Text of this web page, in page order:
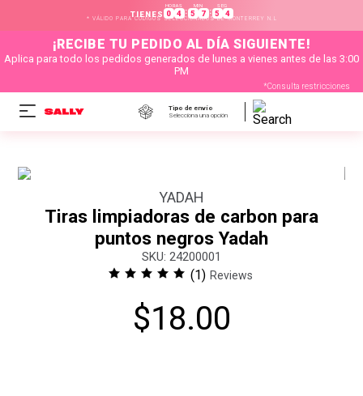
TIENES
HORAS
0 4 :
MIN
5 7 :
SEG
5 4
* VÁLIDO PARA CÓDIGOS SELECCIONADOS DE MONTERREY N.L
¡RECIBE TU PEDIDO AL DÍA SIGUIENTE!
Aplica para todo los pedidos generados de lunes a vienes antes de las 3:00
PM
*Consulta restricciones
Tipo de envío
Selecciona una opción
YADAH
Tiras limpiadoras de carbon para
puntos negros Yadah
: 24200001
(1) Reviews
$18.00